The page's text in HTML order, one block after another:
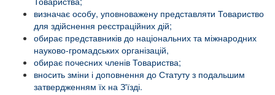
визначає особу, уповноважену представляти Товариство
для здійснення реєстраційних дій;
обирає представників до національних та міжнародних
науково-громадських організацій,
обирає почесних членів Товариства;
вносить зміни і доповнення до Статуту з подальшим
затвердженням їх на З'їзді.